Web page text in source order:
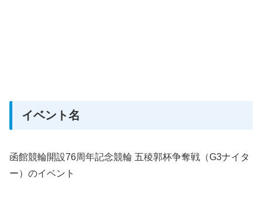
イベント名
函館競輪開設76周年記念競輪 五稜郭杯争奪戦（G3ナイタ
ー）のイベント